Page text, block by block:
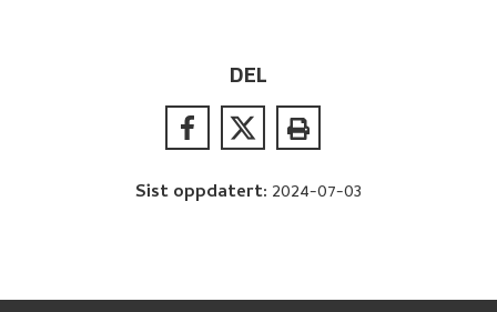
DEL
Sist oppdatert: 2024-07-03